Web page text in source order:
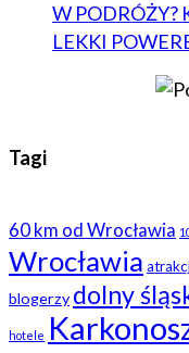
W PODRÓŻY?
LEKKI
Tagi
60 km od Wrocławia
Wrocławia
blogerzy dolny
hotele